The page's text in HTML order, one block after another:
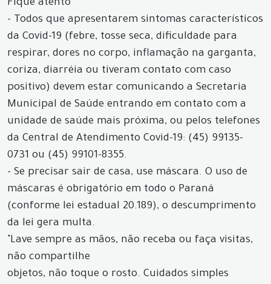
Fique atento
- Todos que apresentarem sintomas característicos
da Covid-19 (febre, tosse seca, dificuldade para
respirar, dores no corpo, inflamação na garganta,
coriza, diarréia ou tiveram contato com caso
positivo) devem estar comunicando a Secretaria
Municipal de Saúde entrando em contato com a
unidade de saúde mais próxima, ou pelos telefones
da Central de Atendimento Covid-19: (45) 99135-
0731 ou (45) 99101-8355.
- Se precisar sair de casa, use máscara. O uso de
máscaras é obrigatório em todo o Paraná
(conforme lei estadual 20.189), o descumprimento
da lei gera multa.
"Lave sempre as mãos, não receba ou faça visitas,
não compartilhe
objetos, não toque o rosto. Cuidados simples